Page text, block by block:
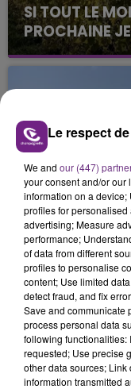
SI TOUT LE
PROCHAINE
La vendange en
août dans la
jamais vu !
L'INSPECTION
L'ORDRE SUR
Alors que les
s'est avéré être
l'inspection du
les conditions
TITRES
9h08
9h08
Le respect
We and our (447)
your consent and/or our
information on a
profiles for
advertising; Measure
performance;
of data from different
profiles to personalise
content; Use limited
detect fraud, and fix
Save and communicate
process personal data
following functionalities:
requested; Use precise
other data sources;
information transmitted